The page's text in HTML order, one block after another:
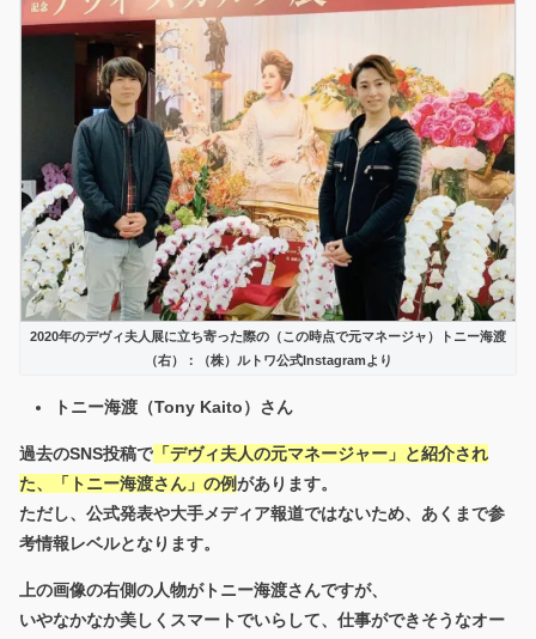
2020年のデヴィ夫人展に立ち寄った際の（この時点で元マネージャ）トニー海渡
（右）：（株）ルトワ公式Instagramより
トニー海渡（Tony Kaito）さん
過去のSNS投稿で 「デヴィ夫人の元マネージャー」と紹介され
た、「トニー海渡さん」の例があります。
ただし、公式発表や大手メディア報道ではないため、あくまで参
考情報レベルとなります。
上の画像の右側の人物がトニー海渡さんですが、
いやなかなか美しくスマートでいらして、仕事ができそうなオー